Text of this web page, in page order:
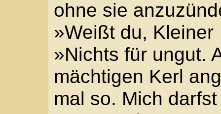
In der Schildergasse
der Satz drängte
Krieg …« Er bemühte
mein, so wie Ihr Euch
dabei hat es nur